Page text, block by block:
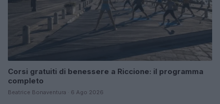
Corsi gratuiti di benessere a Riccione: il programma
completo
Beatrice Bonaventura · 6 Ago 2026